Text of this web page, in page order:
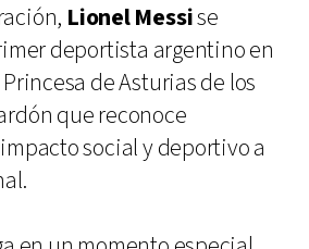
Lionel Messise
deportista argentino en
de Asturias de los
que reconoce
social y deportivo a